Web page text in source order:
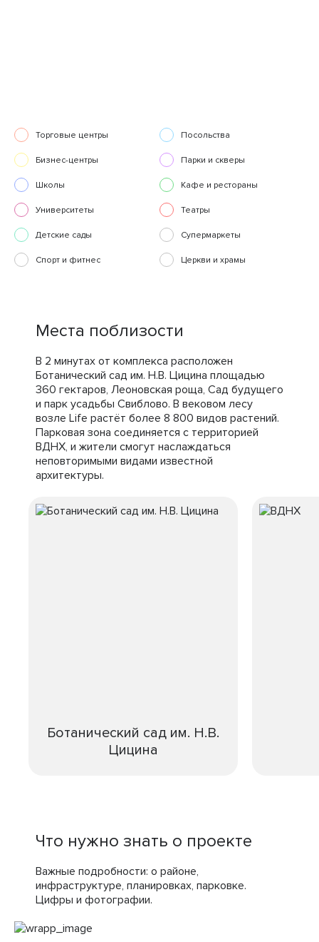
Торговые центры Посольства
Бизнес-центры Парки и скверы
Школы Кафе и рестораны
Университеты Театры
Детские сады Супермаркеты
Спорт и фитнес Церкви и храмы
Места поблизости
В 2 минутах от комплекса расположен
Ботанический сад им. Н.В. Цицина площадью
360 гектаров, Леоновская роща, Сад будущего
и парк усадьбы Свиблово. В вековом лесу
возле Life растёт более 8 800 видов растений.
Парковая зона соединяется с территорией
ВДНХ, и жители смогут наслаждаться
неповторимыми видами известной
архитектуры.
Ботанический сад им. Н.В.
Цицина
Что нужно знать о проекте
Важные подробности: о районе,
инфраструктуре, планировках, парковке.
Цифры и фотографии.